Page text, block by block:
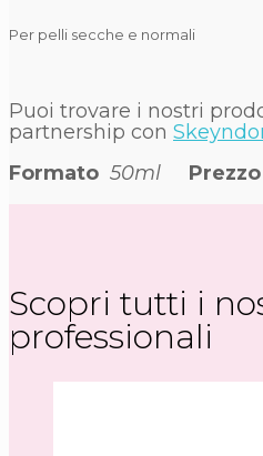
Per pelli secche e normali
Puoi trovare i nostri
partnership con
Formato 50ml Prezzo
Scopri tutti i
professionali